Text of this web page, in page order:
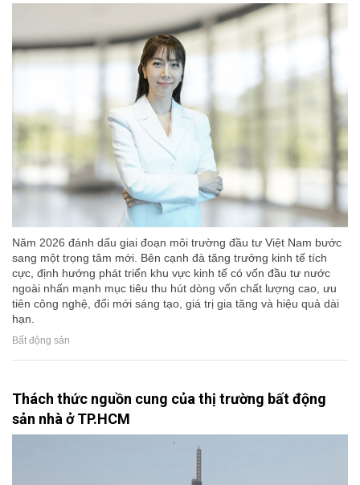
Năm 2026 đánh dấu giai đoạn môi trường đầu tư Việt Nam bước
sang một trọng tâm mới. Bên cạnh đà tăng trưởng kinh tế tích
cực, định hướng phát triển khu vực kinh tế có vốn đầu tư nước
ngoài nhấn mạnh mục tiêu thu hút dòng vốn chất lượng cao, ưu
tiên công nghệ, đổi mới sáng tạo, giá trị gia tăng và hiệu quả dài
hạn.
Bất động sản
Thách thức nguồn cung của thị trường bất động
sản nhà ở TP.HCM